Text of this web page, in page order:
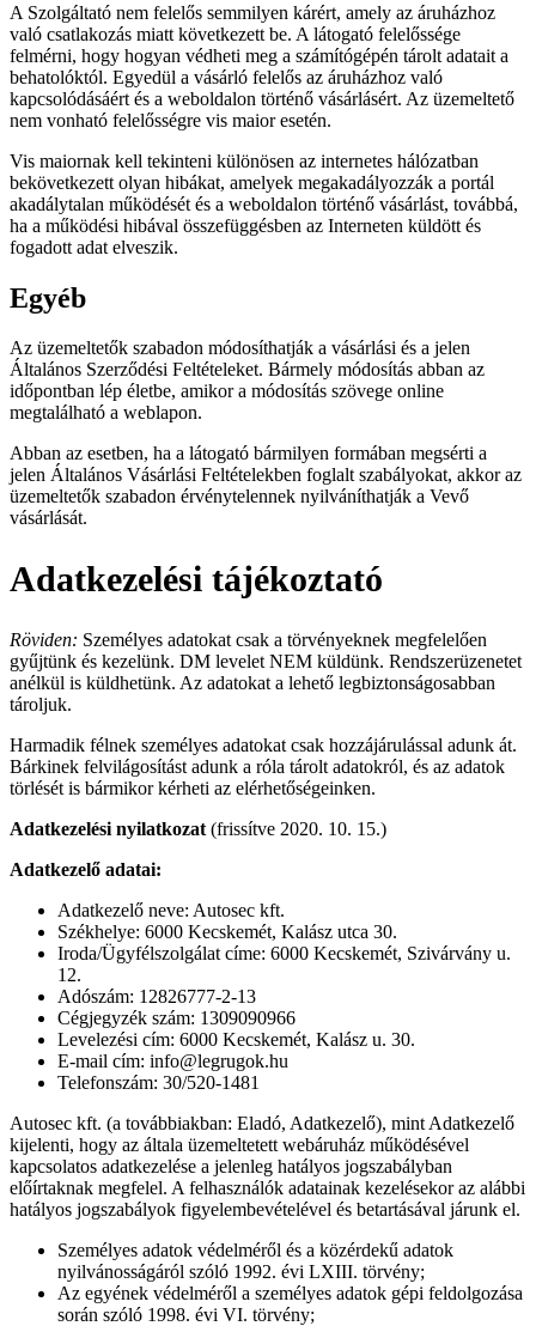
A Szolgáltató nem felelős semmilyen kárért, amely az áruházhoz
való csatlakozás miatt következett be. A látogató felelőssége
felmérni, hogy hogyan védheti meg a számítógépén tárolt adatait a
behatolóktól. Egyedül a vásárló felelős az áruházhoz való
kapcsolódásáért és a weboldalon történő vásárlásért. Az üzemeltető
nem vonható felelősségre vis maior esetén.
Vis maiornak kell tekinteni különösen az internetes hálózatban
bekövetkezett olyan hibákat, amelyek megakadályozzák a portál
akadálytalan működését és a weboldalon történő vásárlást, továbbá,
ha a működési hibával összefüggésben az Interneten küldött és
fogadott adat elveszik.
Egyéb
Az üzemeltetők szabadon módosíthatják a vásárlási és a jelen
Általános Szerződési Feltételeket. Bármely módosítás abban az
időpontban lép életbe, amikor a módosítás szövege online
megtalálható a weblapon.
Abban az esetben, ha a látogató bármilyen formában megsérti a
jelen Általános Vásárlási Feltételekben foglalt szabályokat, akkor az
üzemeltetők szabadon érvénytelennek nyilváníthatják a Vevő
vásárlását.
Adatkezelési tájékoztató
Röviden: Személyes adatokat csak a törvényeknek megfelelően
gyűjtünk és kezelünk. DM levelet NEM küldünk. Rendszerüzenetet
anélkül is küldhetünk. Az adatokat a lehető legbiztonságosabban
tároljuk.
Harmadik félnek személyes adatokat csak hozzájárulással adunk át.
Bárkinek felvilágosítást adunk a róla tárolt adatokról, és az adatok
törlését is bármikor kérheti az elérhetőségeinken.
Adatkezelési nyilatkozat (frissítve 2020. 10. 15.)
Adatkezelő adatai:
Adatkezelő neve: Autosec kft.
Székhelye: 6000 Kecskemét, Kalász utca 30.
Iroda/Ügyfélszolgálat címe: 6000 Kecskemét, Szivárvány u.
12.
Adószám: 12826777-2-13
Cégjegyzék szám: 1309090966
Levelezési cím: 6000 Kecskemét, Kalász u. 30.
E-mail cím: info@legrugok.hu
Telefonszám: 30/520-1481
Autosec kft. (a továbbiakban: Eladó, Adatkezelő), mint Adatkezelő
kijelenti, hogy az általa üzemeltetett webáruház működésével
kapcsolatos adatkezelése a jelenleg hatályos jogszabályban
előírtaknak megfelel. A felhasználók adatainak kezelésekor az alábbi
hatályos jogszabályok figyelembevételével és betartásával járunk el.
Személyes adatok védelméről és a közérdekű adatok
nyilvánosságáról szóló 1992. évi LXIII. törvény;
Az egyének védelméről a személyes adatok gépi feldolgozása
során szóló 1998. évi VI. törvény;